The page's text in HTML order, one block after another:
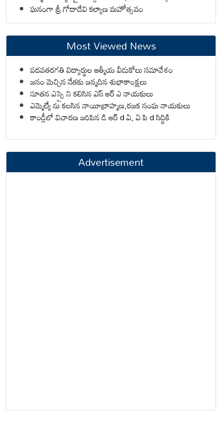
ఘనంగా శ్రీ గోదాదేవి కల్యాణ మహోత్సవం
Most Viewed News
పదవతరగతి విద్యార్థుల ఆత్మీయ వీడుకోలు సమావేశం
జనం మెచ్చిన నేతకు జన్మదిన శుభాకాంక్షలు
నూతన ఎస్సై ని కలిసిన ఎస్ ఆర్ ఎ నాయకులు
ఎమ్మెల్యే ను కలసిన నాయీబ్రాహ్మణ,రజక సంఘ నాయకులు
కాండ్లీలో విచారణ జరిపిన డి ఆర్ d ఏ, ఏ పి d సిద్ధికి
Advertisement